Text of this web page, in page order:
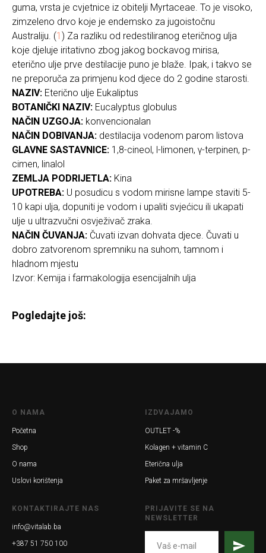
guma, vrsta je cvjetnice iz obitelji Myrtaceae. To je visoko,
zimzeleno drvo koje je endemsko za jugoistočnu
Australiju. (1 ) Za razliku od redestiliranog eteričnog ulja
koje djeluje iritativno zbog jakog bockavog mirisa,
eterično ulje prve destilacije puno je blaže. Ipak, i takvo se
ne preporuča za primjenu kod djece do 2 godine starosti.
NAZIV: Eterično ulje Eukaliptus
BOTANIČKI NAZIV: Eucalyptus globulus
NAČIN UZGOJA: konvencionalan
NAČIN DOBIVANJA: destilacija vodenom parom listova
GLAVNE SASTAVNICE: 1,8-cineol, l-limonen, γ-terpinen, p-
cimen, linalol
ZEMLJA PODRIJETLA: Kina
UPOTREBA: U posudicu s vodom mirisne lampe staviti 5-
10 kapi ulja, dopuniti je vodom i upaliti svjećicu ili ukapati
ulje u ultrazvučni osvježivač zraka.
NAČIN ČUVANJA: Čuvati izvan dohvata djece. Čuvati u
dobro zatvorenom spremniku na suhom, tamnom i
hladnom mjestu
Izvor: Kemija i farmakologija esencijalnih ulja
Pogledajte još:
O NAMA
Početna
Shop
O nama
Uslovi korištenja
IZDVAJAMO
OUTLET -%
Kolagen + vitamin C
Eterična ulja
Paket za mršavljenje
KONTAKTIRAJTE NAS
info@vitalab.ba
+387 51 750 100
PRIJAVITE SE NA
NEWSLETTER